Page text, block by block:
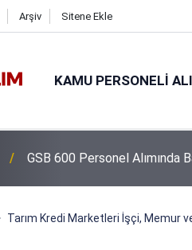
Arşiv Sitene Ekle
KAMU PERSONELI
GSB 600 Personel Alımında
Tarım Kredi Marketleri İşçi, Memur